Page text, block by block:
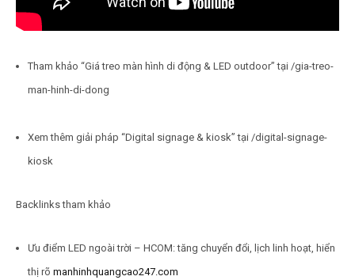
Tham khảo “Giá treo màn hình di động & LED outdoor” tại /gia-treo-
man-hinh-di-dong
Xem thêm giải pháp “Digital signage & kiosk” tại /digital-signage-
kiosk
Backlinks tham khảo
Ưu điểm LED ngoài trời – HCOM: tăng chuyển đổi, lịch linh hoạt, hiển
thị rõ manhinhquangcao247.com